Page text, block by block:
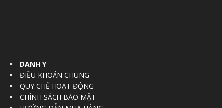
DANH Y
ĐIỀU KHOẢN CHUNG
QUY CHẾ HOẠT ĐỘNG
CHÍNH SÁCH BẢO MẬT